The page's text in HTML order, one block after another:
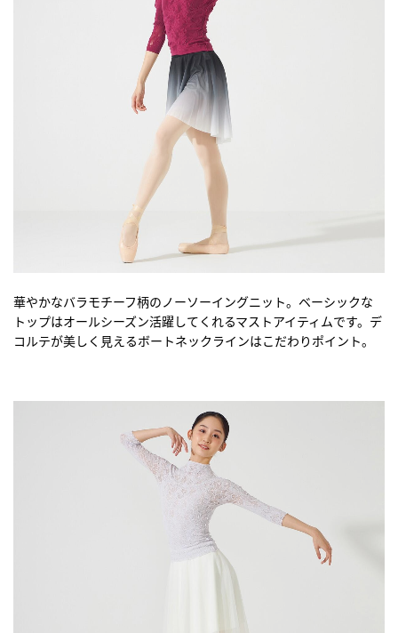
華やかなバラモチーフ柄のノーソーイングニット。ベーシックな
トップはオールシーズン活躍してくれるマストアイティムです。デ
コルテが美しく見えるボートネックラインはこだわりポイント。